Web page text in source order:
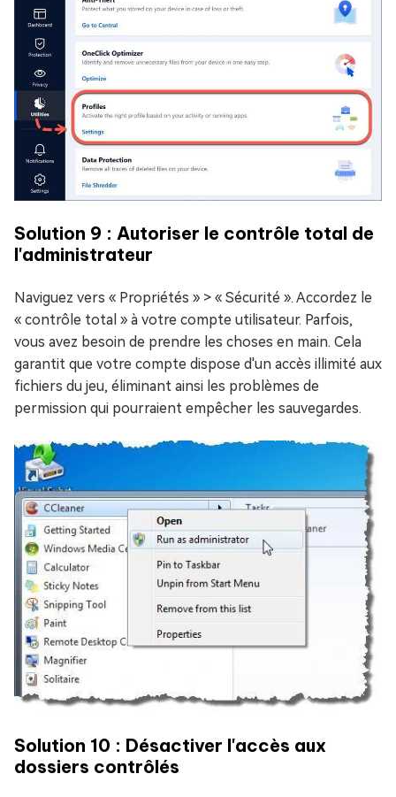
Solution 9 : Autoriser le contrôle total de
l'administrateur
Naviguez vers « Propriétés » > « Sécurité ». Accordez le
« contrôle total » à votre compte utilisateur. Parfois,
vous avez besoin de prendre les choses en main. Cela
garantit que votre compte dispose d'un accès illimité aux
fichiers du jeu, éliminant ainsi les problèmes de
permission qui pourraient empêcher les sauvegardes.
Solution 10 : Désactiver l'accès aux
dossiers contrôlés